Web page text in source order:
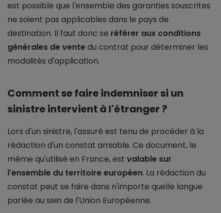
est possible que l'ensemble des garanties souscrites
ne soient pas applicables dans le pays de
destination. Il faut donc se référer aux conditions
générales de ventedu contrat pour déterminer les
modalités d'application.
Comment se faire indemniser si un
sinistre intervient à l'étranger ?
Lors d'un sinistre, l'assuré est tenu de procéder à la
rédaction d'un constat amiable. Ce document, le
même qu'utilisé en France, est valable sur
l'ensemble du territoire européen. La rédaction du
constat peut se faire dans n'importe quelle langue
parlée au sein de l'Union Européenne.